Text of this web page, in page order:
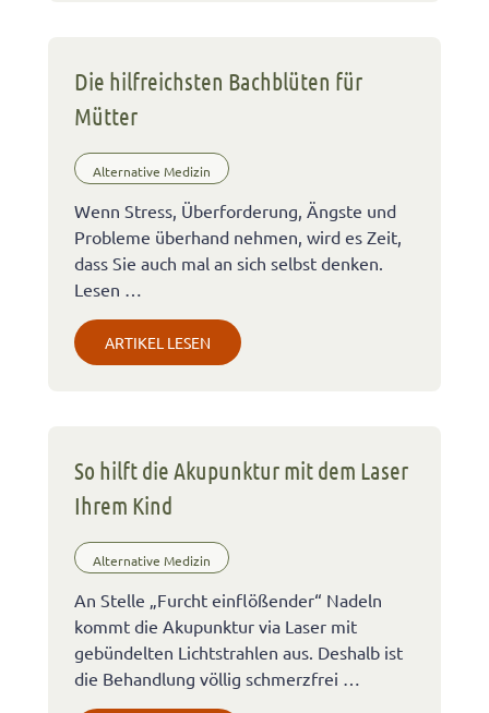
Die hilfreichsten Bachblüten für
Mütter
Alternative Medizin
Wenn Stress, Überforderung, Ängste und
Probleme überhand nehmen, wird es Zeit,
dass Sie auch mal an sich selbst denken.
Lesen …
ARTIKEL LESEN
So hilft die Akupunktur mit dem Laser
Ihrem Kind
Alternative Medizin
An Stelle „Furcht einflößender“ Nadeln
kommt die Akupunktur via Laser mit
gebündelten Lichtstrahlen aus. Deshalb ist
die Behandlung völlig schmerzfrei …